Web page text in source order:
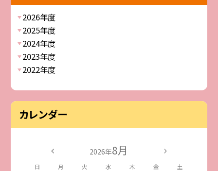
2026年度
2025年度
2024年度
2023年度
2022年度
カレンダー
2026年8月
日 月 火 水 木 金 土